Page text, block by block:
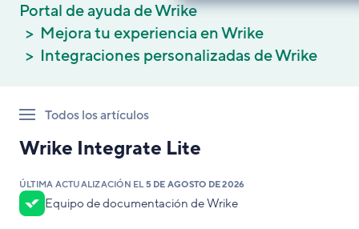
Portal de ayuda de Wrike
Mejora tu experiencia en Wrike
Integraciones personalizadas de Wrike
Todos los artículos
Wrike Integrate Lite
ÚLTIMA ACTUALIZACIÓN EL 5 DE AGOSTO DE 2026
Equipo de documentación de Wrike